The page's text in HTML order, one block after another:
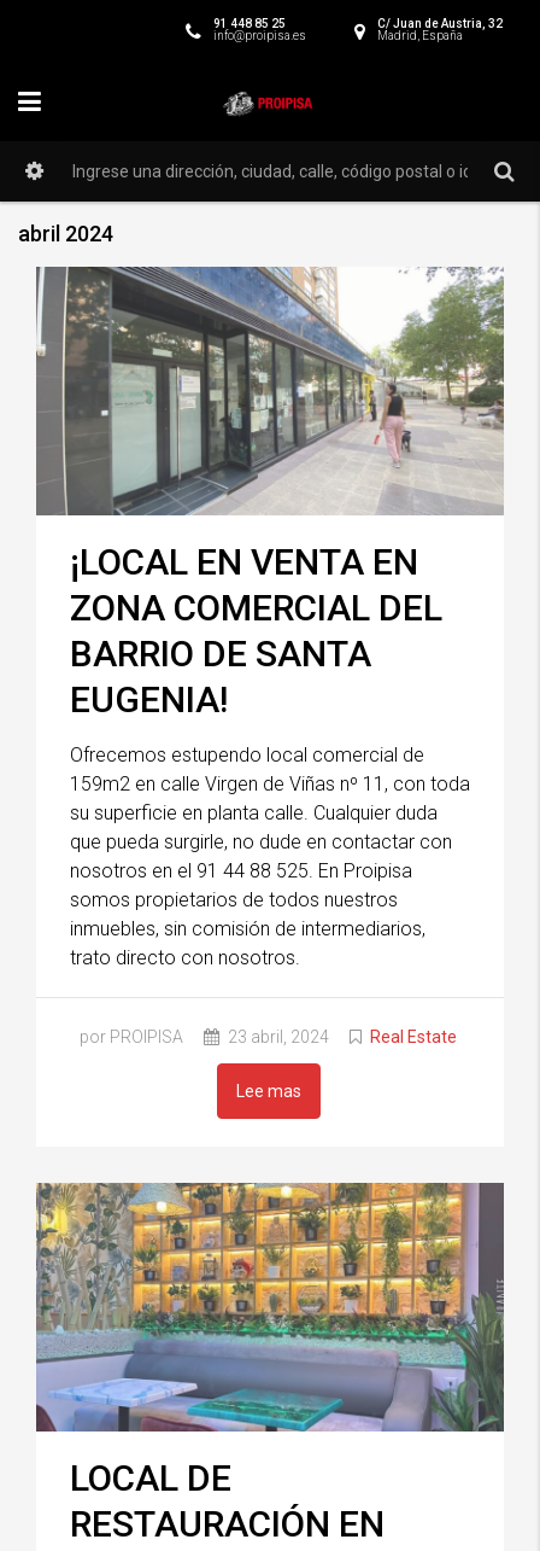
C/ Juan de Austria, 32
Madrid, España
91 448 85 25
info@proipisa.es
abril 2024
¡LOCAL EN VENTA EN
ZONA COMERCIAL DEL
BARRIO DE SANTA
EUGENIA!
Ofrecemos estupendo local comercial de
159m2 en calle Virgen de Viñas nº 11, con toda
su superficie en planta calle. Cualquier duda
que pueda surgirle, no dude en contactar con
nosotros en el 91 44 88 525. En Proipisa
somos propietarios de todos nuestros
inmuebles, sin comisión de intermediarios,
trato directo con nosotros.
por PROIPISA 23 abril, 2024 Real Estate
Lee mas
LOCAL DE
RESTAURACIÓN EN